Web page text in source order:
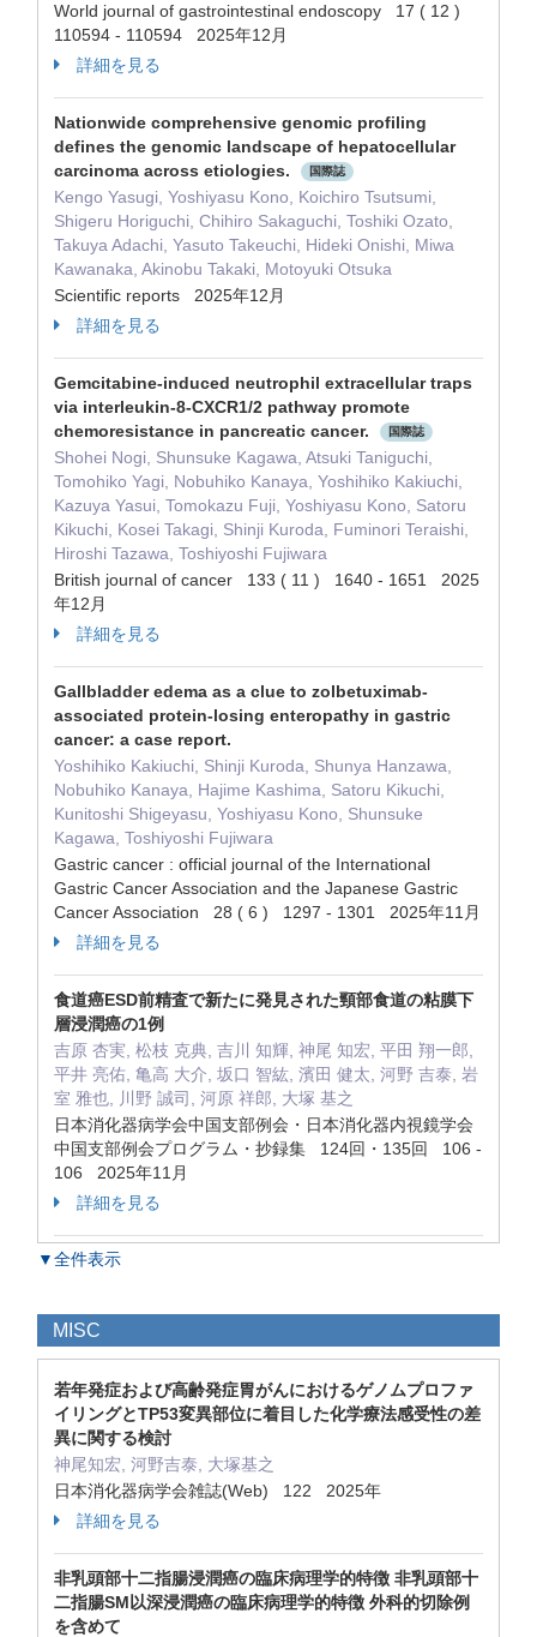
World journal of gastrointestinal endoscopy 17 ( 12 )
110594 - 110594 2025年12月
詳細を見る
Nationwide comprehensive genomic profiling
defines the genomic landscape of hepatocellular
carcinoma across etiologies.
国際誌
Kengo Yasugi, Yoshiyasu Kono, Koichiro Tsutsumi,
Shigeru Horiguchi, Chihiro Sakaguchi, Toshiki Ozato,
Takuya Adachi, Yasuto Takeuchi, Hideki Onishi, Miwa
Kawanaka, Akinobu Takaki, Motoyuki Otsuka
Scientific reports 2025年12月
詳細を見る
Gemcitabine-induced neutrophil extracellular traps
via interleukin-8-CXCR1/2 pathway promote
chemoresistance in pancreatic cancer.
国際誌
Shohei Nogi, Shunsuke Kagawa, Atsuki Taniguchi,
Tomohiko Yagi, Nobuhiko Kanaya, Yoshihiko Kakiuchi,
Kazuya Yasui, Tomokazu Fuji, Yoshiyasu Kono, Satoru
Kikuchi, Kosei Takagi, Shinji Kuroda, Fuminori Teraishi,
Hiroshi Tazawa, Toshiyoshi Fujiwara
British journal of cancer 133 ( 11 ) 1640 - 1651 2025
年12月
詳細を見る
Gallbladder edema as a clue to zolbetuximab-
associated protein-losing enteropathy in gastric
cancer: a case report.
Yoshihiko Kakiuchi, Shinji Kuroda, Shunya Hanzawa,
Nobuhiko Kanaya, Hajime Kashima, Satoru Kikuchi,
Kunitoshi Shigeyasu, Yoshiyasu Kono, Shunsuke
Kagawa, Toshiyoshi Fujiwara
Gastric cancer : official journal of the International
Gastric Cancer Association and the Japanese Gastric
Cancer Association 28 ( 6 ) 1297 - 1301 2025年11月
詳細を見る
食道癌ESD前精査で新たに発見された頸部食道の粘膜下
層浸潤癌の1例
吉原 杏実, 松枝 克典, 吉川 知輝, 神尾 知宏, 平田 翔一郎,
平井 亮佑, 亀高 大介, 坂口 智紘, 濱田 健太, 河野 吉泰, 岩
室 雅也, 川野 誠司, 河原 祥郎, 大塚 基之
日本消化器病学会中国支部例会・日本消化器内視鏡学会
中国支部例会プログラム・抄録集 124回・135回 106 -
106 2025年11月
詳細を見る
▼全件表示
MISC
若年発症および高齢発症胃がんにおけるゲノムプロファ
イリングとTP53変異部位に着目した化学療法感受性の差
異に関する検討
神尾知宏, 河野吉泰, 大塚基之
日本消化器病学会雑誌(Web) 122 2025年
詳細を見る
非乳頭部十二指腸浸潤癌の臨床病理学的特徴 非乳頭部十
二指腸SM以深浸潤癌の臨床病理学的特徴 外科的切除例
を含めて